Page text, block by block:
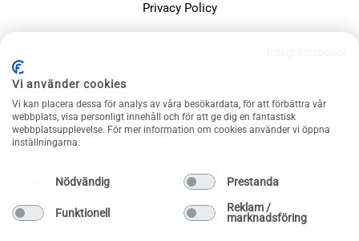
Privacy Policy
Julklappsspelet
Merchandise
Vi använder cookies
Vi kan placera dessa för analys av våra besökardata, för att förbättra vår
webbplats, visa personligt innehåll och för att ge dig en fantastisk
webbplatsupplevelse. För mer information om cookies använder vi öppna
inställningarna.
Nödvändig Prestanda
Funktionell
Reklam /
marknadsföring